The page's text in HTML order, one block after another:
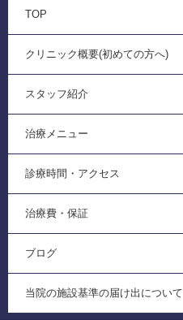
TOP
クリニック概要(初めての方へ)
スタッフ紹介
治療メニュー
診療時間・アクセス
治療費・保証
ブログ
当院の施設基準の届け出について